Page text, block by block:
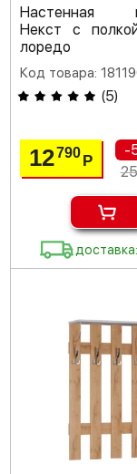
Настенная
Некст с
лоредо
Код товара:
(5)
12790Р
-